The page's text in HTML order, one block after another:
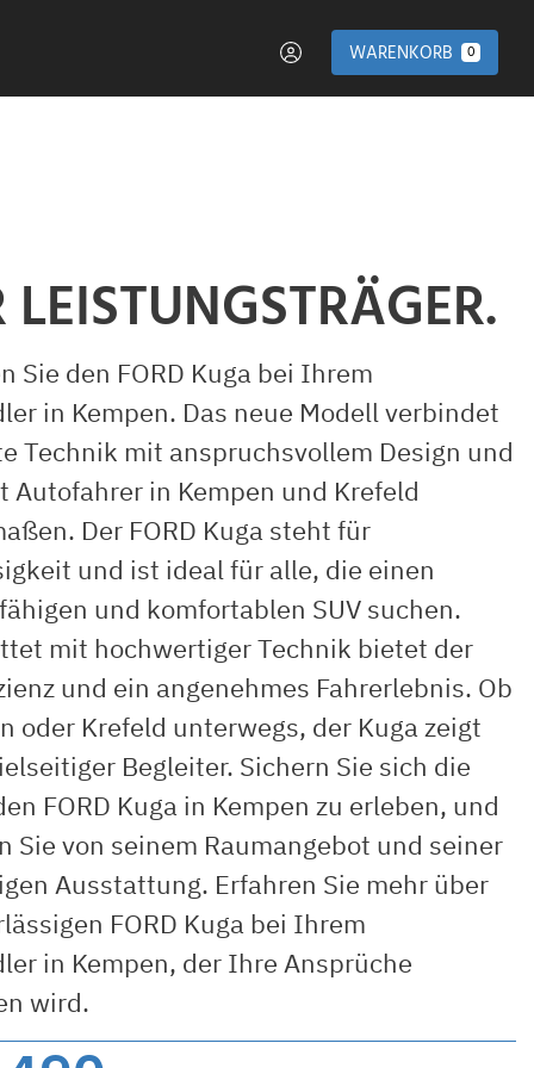
WARENKORB 0
LEISTUNGSTRÄGER.
Sie den FORD Kuga bei Ihrem
in Kempen. Das neue Modell verbindet
Technik mit anspruchsvollem Design und
Autofahrer in Kempen und Krefeld
Der FORD Kuga steht für
und ist ideal für alle, die einen
und komfortablen SUV suchen.
mit hochwertiger Technik bietet der
und ein angenehmes Fahrerlebnis. Ob
oder Krefeld unterwegs, der Kuga zeigt
Begleiter. Sichern Sie sich die
FORD Kuga in Kempen zu erleben, und
Sie von seinem Raumangebot und seiner
Ausstattung. Erfahren Sie mehr über
FORD Kuga bei Ihrem
in Kempen, der Ihre Ansprüche
wird.